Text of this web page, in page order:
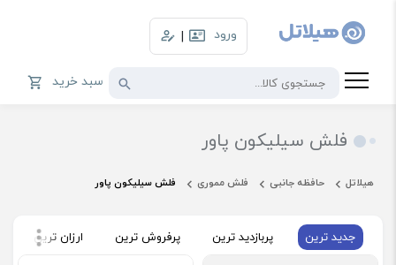
ورود |
سبد خرید
فلش سیلیکون پاور
هیلاتل حافظه جانبی فلش مموری فلش سیلیکون پاور
جدید ترین پربازدید ترین پرفروش ترین ارزان ترین